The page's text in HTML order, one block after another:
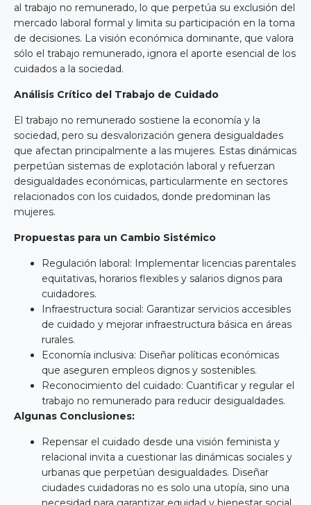
al trabajo no remunerado, lo que perpetúa su exclusión del
mercado laboral formal y limita su participación en la toma
de decisiones. La visión económica dominante, que valora
sólo el trabajo remunerado, ignora el aporte esencial de los
cuidados a la sociedad.
Análisis Crítico del Trabajo de Cuidado
El trabajo no remunerado sostiene la economía y la
sociedad, pero su desvalorización genera desigualdades
que afectan principalmente a las mujeres. Estas dinámicas
perpetúan sistemas de explotación laboral y refuerzan
desigualdades económicas, particularmente en sectores
relacionados con los cuidados, donde predominan las
mujeres.
Propuestas para un Cambio Sistémico
Regulación laboral: Implementar licencias parentales
equitativas, horarios flexibles y salarios dignos para
cuidadores.
Infraestructura social: Garantizar servicios accesibles
de cuidado y mejorar infraestructura básica en áreas
rurales.
Economía inclusiva: Diseñar políticas económicas
que aseguren empleos dignos y sostenibles.
Reconocimiento del cuidado: Cuantificar y regular el
trabajo no remunerado para reducir desigualdades.
Algunas Conclusiones:
Repensar el cuidado desde una visión feminista y
relacional invita a cuestionar las dinámicas sociales y
urbanas que perpetúan desigualdades. Diseñar
ciudades cuidadoras no es solo una utopía, sino una